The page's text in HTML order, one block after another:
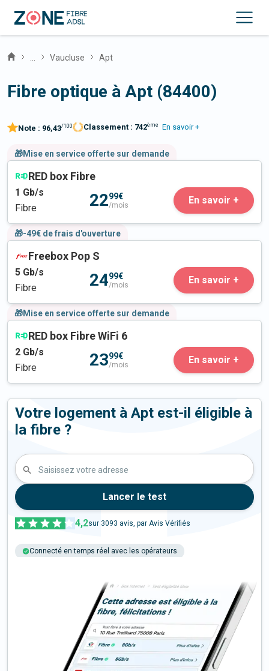
Vaucluse Apt
Fibre optique à Apt (84400)
Note : 96,43/100 Classement : 742ème En savoir +
🎁Mise en service offerte sur demande
RED box Fibre
1 Gb/s
Fibre
2299€
/mois En savoir +
🎁-49€ de frais d'ouverture
Freebox Pop S
5 Gb/s
Fibre
2499€
/mois En savoir +
🎁Mise en service offerte sur demande
RED box Fibre WiFi 6
2 Gb/s
Fibre
2399€
/mois En savoir +
Votre logement à Apt est-il éligible à
la fibre ?
Saisissez votre adresse
Lancer le test
4,2sur 3093 avis, par Avis Vérifiés
Connecté en temps réel avec les opérateurs